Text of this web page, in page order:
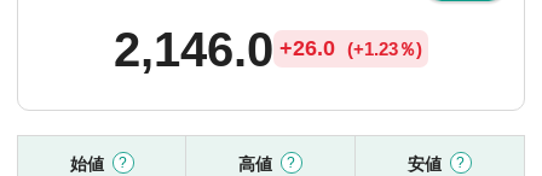
2,146.0 +26.0 (+1.23％)
始値 高値 安値